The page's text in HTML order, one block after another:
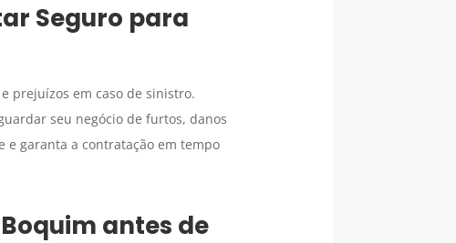
Seguro para
prejuízos em caso de sinistro.
seu negócio de furtos, danos
e garanta a contratação em tempo
Boquim antes de